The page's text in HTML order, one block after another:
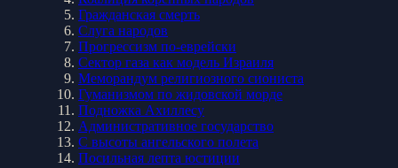
Гражданская смерть
Слуга народов
Прогрессизм по-еврейски
Сектор газа как модель Израиля
Меморандум религиозного сиониста
Гуманизмом по жидовской морде
Подножка Ахиллесу
Административное государство
С высоты ангельского полета
Посильная лепта юстиции